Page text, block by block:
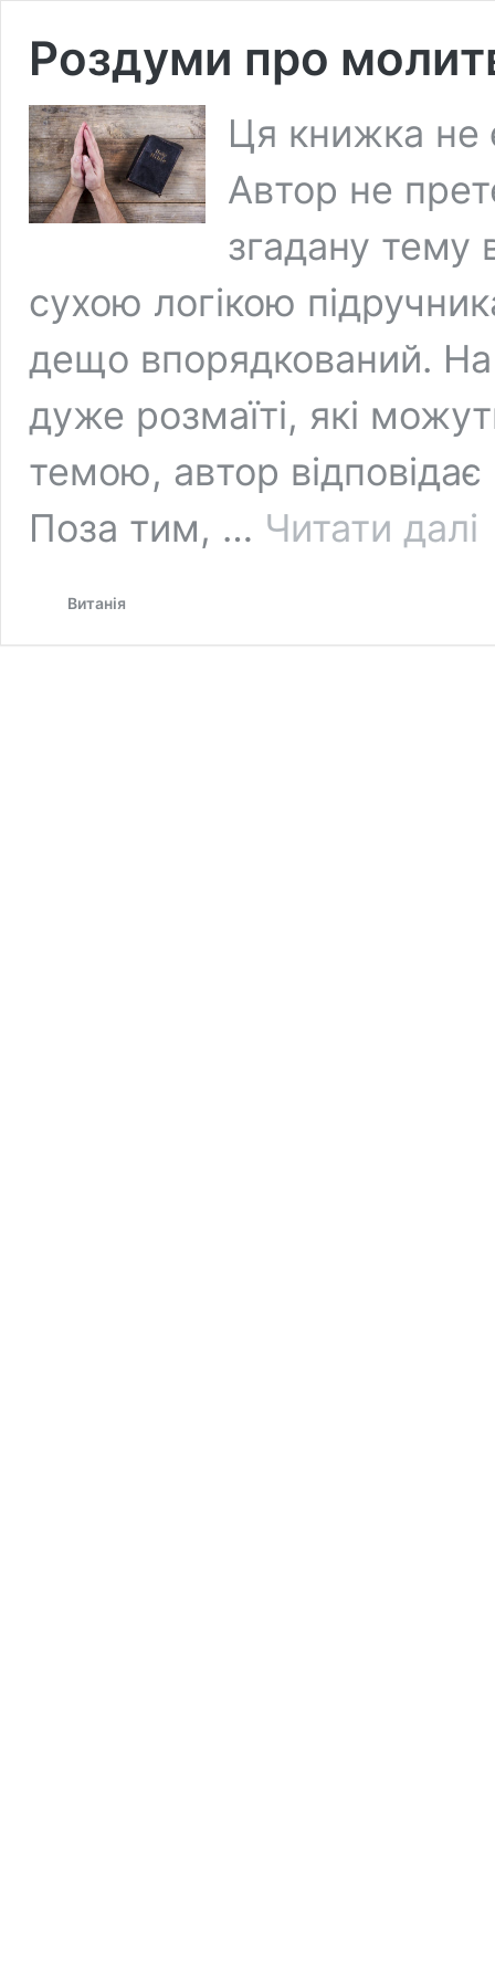
Роздуми про
Ця книжка не
Автор не
згадану тему
сухою логікою
дещо впорядкований. На
дуже розмаїті, які
темою, автор відповідає
Поза тим, … Читати далі
Витанія